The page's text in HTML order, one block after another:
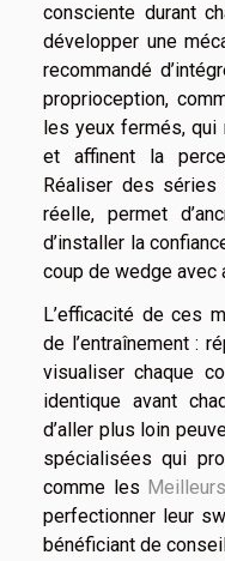
consciente durant
développer une
recommandé
proprioception,
les yeux fermés,
et affinent la
Réaliser des
réelle, permet
d’installer la
coup de wedge avec
L’efficacité de ces
de l’entraînement :
visualiser chaque
identique avant
d’aller plus loin
spécialisées qui
comme les
perfectionner leur
bénéficiant de